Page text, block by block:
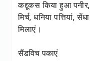
कद्दूकस किया हुआ
मिर्च, धनिया पत्तियां,
मिलाएं।
सैंडविच पकाएं